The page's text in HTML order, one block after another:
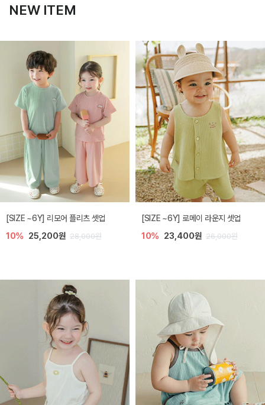
NEW ITEM
[SIZE ~6Y] 리모어 플리츠 셋업
10% 25,200원 28,000원
[SIZE ~6Y] 로메이 라운지 셋업
10% 23,400원 26,000원